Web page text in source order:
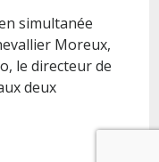
simultanée
Moreux,
le directeur de
deux